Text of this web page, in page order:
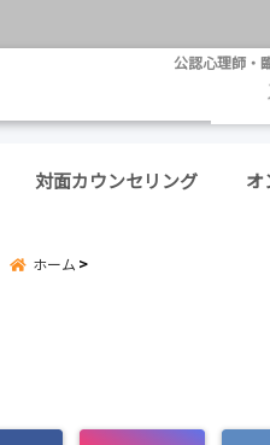
公認心理師・
対面カウンセリング オ
ホーム